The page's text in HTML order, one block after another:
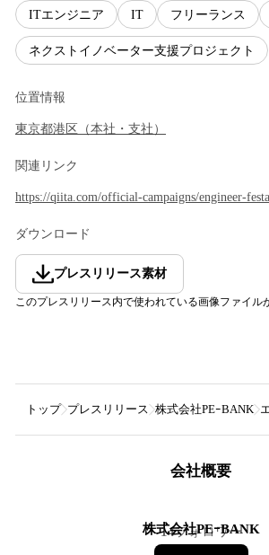
ITエンジニア IT フリーランス
ネクストイノベーター支援プロジェクト
位置情報
東京都港区 （本社・支社 ）
関連リンク
https://qiita.com/official-campaigns/engineer-
ダウンロード
プレスリリース素材
このプレスリリース内で使われている画像ファイル
トップ プレスリリース 株式会社PEｰBANK
会社概要
株式会社PEｰBANK
14フォロワー